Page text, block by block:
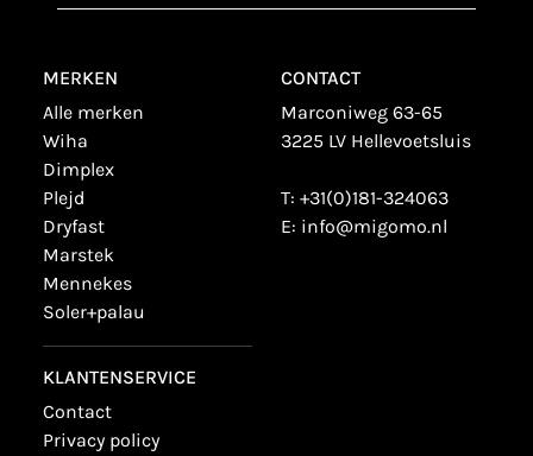
MERKEN
alle merken
wiha
dimplex
plejd
dryfast
marstek
mennekes
soler+palau
KLANTENSERVICE
contact
privacy policy
CONTACT
Marconiweg 63-65
3225 LV Hellevoetsluis
T: +31(0)181-324063
E: info@migomo.nl